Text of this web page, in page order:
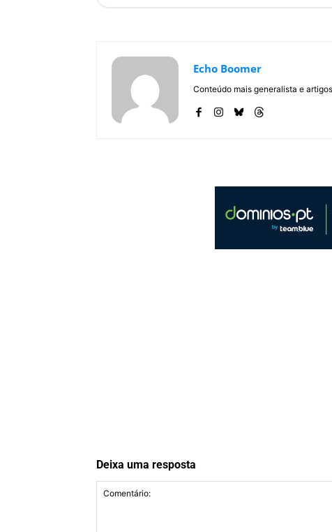
Echo Boomer
Conteúdo mais generalista e
Deixa uma resposta